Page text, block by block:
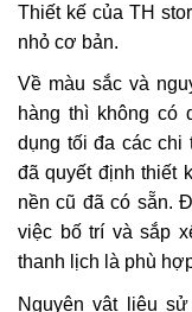
Thiết kế của TH
nhỏ cơ bản.
Về màu sắc và
hàng thì không có
dụng tối đa các chi
đã quyết định thiết
nền cũ đã có sẵn.
việc bố trí và sắp
thanh lịch là phù
Nguyên vật liệu